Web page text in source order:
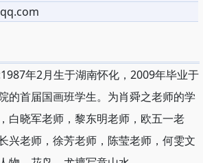
年2月生于湖南怀化，2009年毕业于
的首届国画班学生。为肖舜之老师的学
白晓军老师，黎东明老师，欧五一老
兴老师，徐芳老师，陈莹老师，何雯文